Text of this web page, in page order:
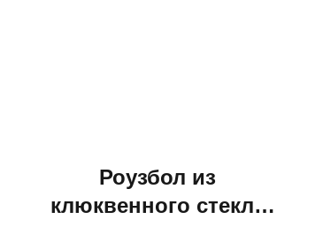
Роузбол из
клюквенного стекла